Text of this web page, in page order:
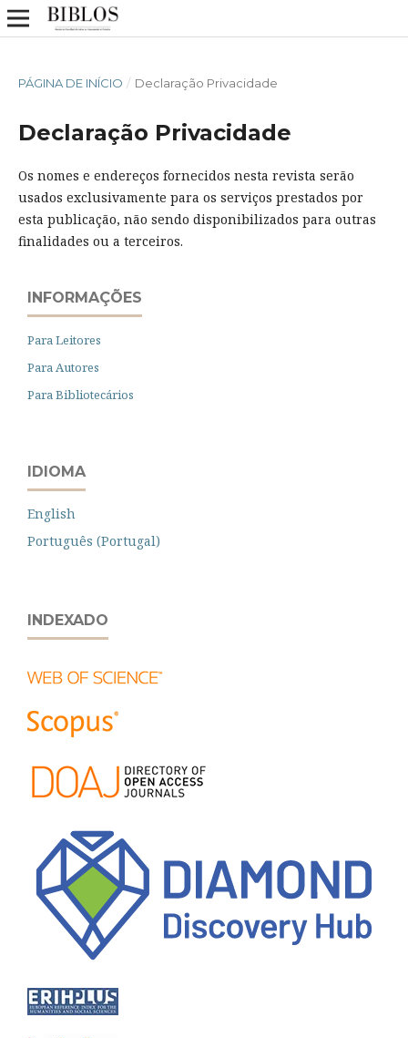
PÁGINA DE INÍCIO / Declaração Privacidade
Declaração Privacidade
Os nomes e endereços fornecidos nesta revista serão
usados exclusivamente para os serviços prestados por
esta publicação, não sendo disponibilizados para outras
finalidades ou a terceiros.
INFORMAÇÕES
Para Leitores
Para Autores
Para Bibliotecários
IDIOMA
English
Português (Portugal)
INDEXADO